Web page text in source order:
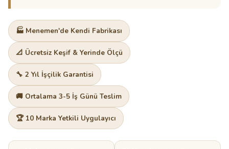
🏭 Menemen'de Kendi Fabrikası
📐 Ücretsiz Keşif & Yerinde Ölçü
🔧 2 Yıl İşçilik Garantisi
🚚 Ortalama 3-5 İş Günü Teslim
🏆 10 Marka Yetkili Uygulayıcı